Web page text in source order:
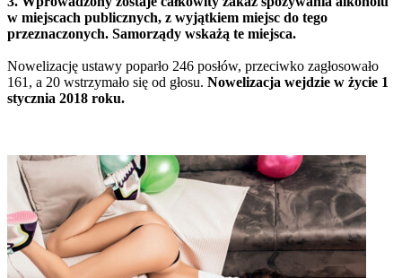
w miejscach publicznych, z wyjątkiem miejsc do tego
przeznaczonych. Samorządy wskażą te miejsca.
Nowelizację ustawy poparło 246 posłów, przeciwko zagłosowało
161, a 20 wstrzymało się od głosu. Nowelizacja wejdzie w życie 1
stycznia 2018 roku.